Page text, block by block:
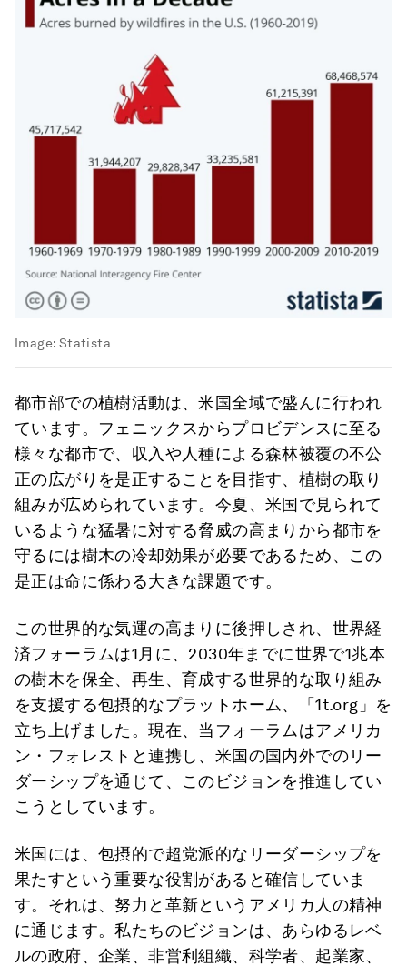
Image: Statista
都市部での植樹活動は、米国全域で盛んに行われ
ています。フェニックスからプロビデンスに至る
様々な都市で、収入や人種による森林被覆の不公
正の広がりを是正することを目指す、植樹の取り
組みが広められています。今夏、米国で見られて
いるような猛暑に対する脅威の高まりから都市を
守るには樹木の冷却効果が必要であるため、この
是正は命に係わる大きな課題です。
この世界的な気運の高まりに後押しされ、世界経
済フォーラムは1月に、2030年までに世界で1兆本
の樹木を保全、再生、育成する世界的な取り組み
を支援する包摂的なプラットホーム、「1t.org」を
立ち上げました。現在、当フォーラムはアメリカ
ン・フォレストと連携し、米国の国内外でのリー
ダーシップを通じて、このビジョンを推進してい
こうとしています。
米国には、包摂的で超党派的なリーダーシップを
果たすという重要な役割があると確信していま
す。それは、努力と革新というアメリカ人の精神
に通じます。私たちのビジョンは、あらゆるレベ
ルの政府、企業、非営利組織、科学者、起業家、